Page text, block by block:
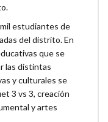
estudiantes de
del distrito. En
que se
las distintas
y culturales se
3 vs 3, creación
y artes